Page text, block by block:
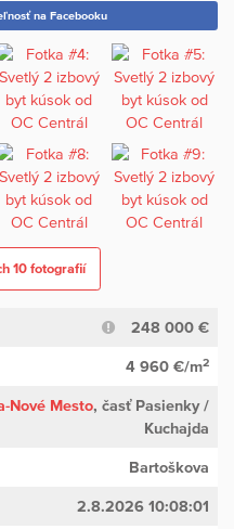
na Facebooku
10 fotografií
248 000 €
4 960 €/m2
Nové Mesto, časť Pasienky /
Kuchajda
Bartoškova
2.8.2026 10:08:01